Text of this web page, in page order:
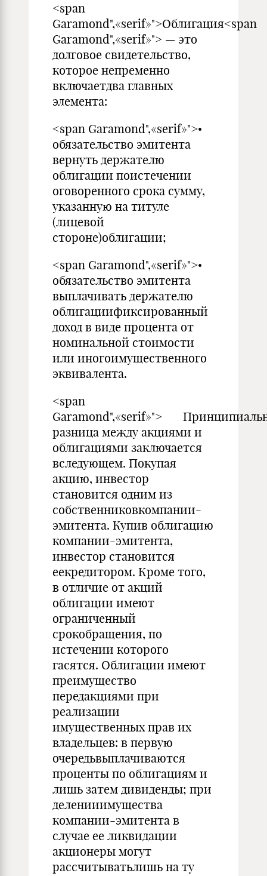
<span
Garamond",«serif»">Облигация<span
Garamond",«serif»"> — это
долговое свидетельство,
которое непременно
включаетдва главных
элемента:
<span Garamond",«serif»">•
обязательство эмитента
вернуть держателю
облигации поистечении
оговоренного срока сумму,
указанную на титуле
(лицевой
стороне)облигации;
<span Garamond",«serif»">•
обязательство эмитента
выплачивать держателю
облигациификсированный
доход в виде процента от
номинальной стоимости
или иногоимущественного
эквивалента.
<span
Garamond",«serif»">
разница между акциями и
облигациями заключается
вследующем. Покупая
акцию, инвестор
становится одним из
собственниковкомпании-
эмитента. Купив облигацию
компании-эмитента,
инвестор становится
еекредитором. Кроме того,
в отличие от акций
облигации имеют
ограниченный
срокобращения, по
истечении которого
гасятся. Облигации имеют
преимущество
передакциями при
реализации
имущественных прав их
владельцев: в первую
очередьвыплачиваются
проценты по облигациям и
лишь затем дивиденды; при
деленииимущества
компании-эмитента в
случае ее ликвидации
акционеры могут
рассчитыватьлишь на ту